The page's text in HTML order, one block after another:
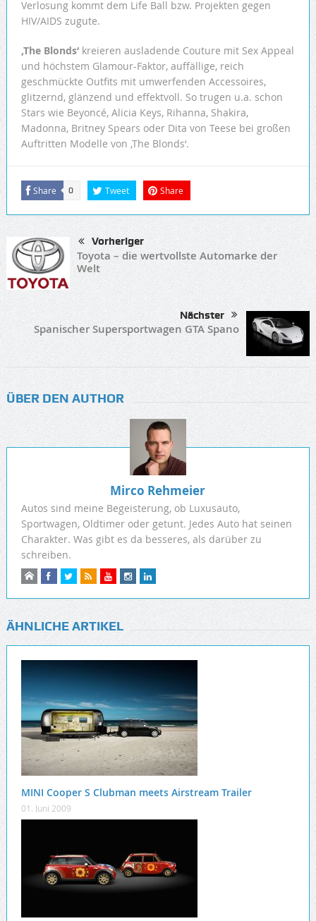
Verlosung kommt dem Life Ball bzw. Projekten gegen
HIV/AIDS zugute.
‚The Blonds‘kreieren ausladende Couture mit Sex Appeal
und höchstem Glamour-Faktor, auffällige, reich
geschmückte Outfits mit umwerfenden Accessoires,
glitzernd, glänzend und effektvoll. So trugen u.a. schon
Stars wie Beyoncé, Alicia Keys, Rihanna, Shakira,
Madonna, Britney Spears oder Dita von Teese bei großen
Auftritten Modelle von ‚The Blonds‘.
Share 0 Tweet Share
Vorheriger
Toyota – die wertvollste Automarke der
Welt
Nächster
Spanischer Supersportwagen GTA Spano
ÜBER DEN AUTHOR
Mirco Rehmeier
Autos sind meine Begeisterung, ob Luxusauto,
Sportwagen, Oldtimer oder getunt. Jedes Auto hat seinen
Charakter. Was gibt es da besseres, als darüber zu
schreiben.
ÄHNLICHE ARTIKEL
MINI Cooper S Clubman meets Airstream Trailer
01. Juni 2009